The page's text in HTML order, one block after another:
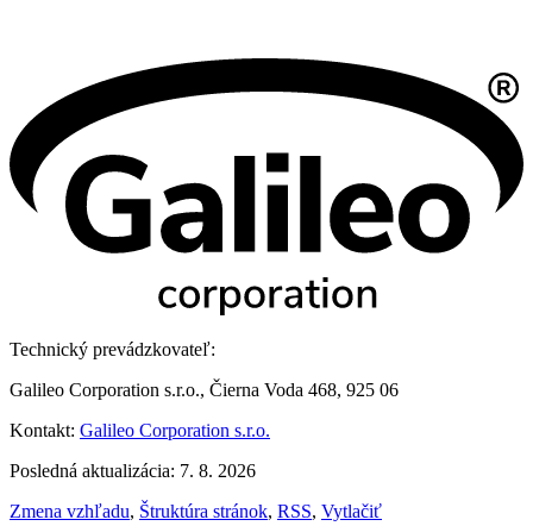
Technický prevádzkovateľ:
Galileo Corporation s.r.o., Čierna Voda 468, 925 06
Kontakt: Galileo Corporation s.r.o.
Posledná aktualizácia: 7. 8. 2026
Zmena vzhľadu, Štruktúra stránok, RSS, Vytlačiť